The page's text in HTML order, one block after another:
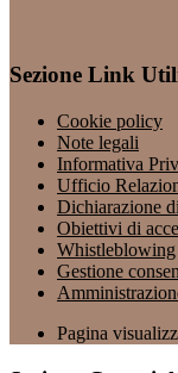
Sezione Link
Cookie policy
Note legali
Informativa
Ufficio
Dichiarazione
Obiettivi di
Whistleblowing
Gestione
Pagina